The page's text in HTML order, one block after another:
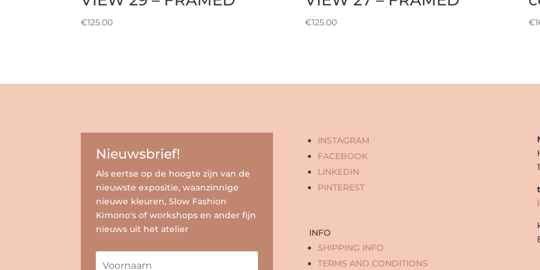
€125.00 €125.00 €
Nieuwsbrief!
Als eertse op de hoogte zijn van de
nieuwste expositie, waanzinnige
nieuwe kleuren, Slow Fashion
Kimono's of workshops en ander fijn
nieuws uit het atelier
INSTAGRAM
FACEBOOK
LINKEDIN
PINTEREST
INFO
SHIPPING INFO
TERMS AND CONDITIONS